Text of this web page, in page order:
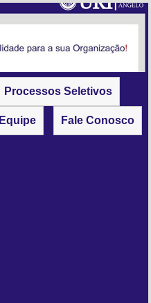
Processos Seletivos
Equipe Fale Conosco